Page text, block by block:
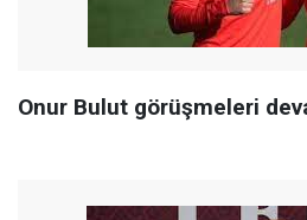
Onur Bulut görüşmeleri